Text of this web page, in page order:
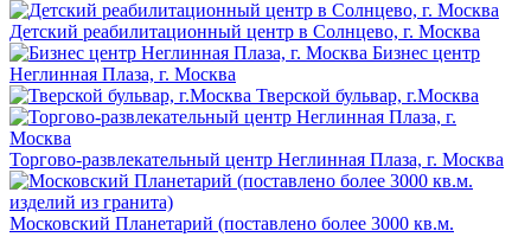
Детский реабилитационный центр в Солнцево, г. Москва
Бизнес центр
Неглинная Плаза, г. Москва
Тверской бульвар, г.Москва
Торгово-развлекательный центр Неглинная Плаза, г. Москва
Московский Планетарий (поставлено более 3000 кв.м.